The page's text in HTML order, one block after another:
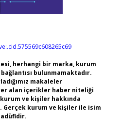
herhangi bir marka, kurum
bulunmamaktadır.
makaleler
alan içerikler haber niteliği
ve kişiler hakkında
Gerçek kurum ve kişiler ile isim